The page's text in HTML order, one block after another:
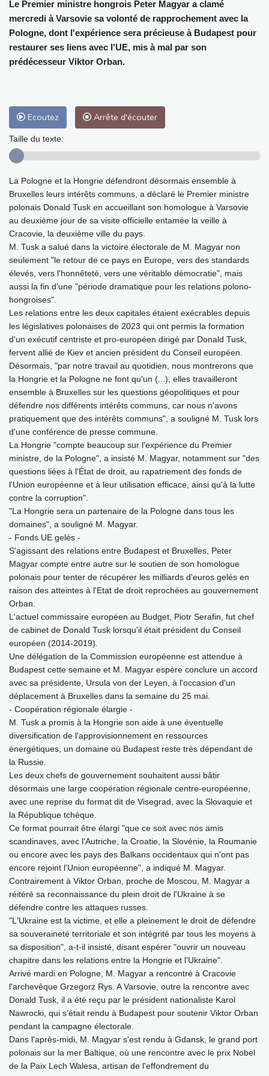
Le Premier ministre hongrois Peter Magyar a clamé
mercredi à Varsovie sa volonté de rapprochement avec la
Pologne, dont l'expérience sera précieuse à Budapest pour
restaurer ses liens avec l'UE, mis à mal par son
prédécesseur Viktor Orban.
Ecoutez Arrête d'écouter
Taille du texte:
La Pologne et la Hongrie défendront désormais ensemble à
Bruxelles leurs intérêts communs, a déclaré le Premier ministre
polonais Donald Tusk en accueillant son homologue à Varsovie
au deuxième jour de sa visite officielle entamée la veille à
Cracovie, la deuxième ville du pays.
M. Tusk a salué dans la victoire électorale de M. Magyar non
seulement "le retour de ce pays en Europe, vers des standards
élevés, vers l'honnêteté, vers une véritable démocratie", mais
aussi la fin d'une "période dramatique pour les relations polono-
hongroises".
Les relations entre les deux capitales étaient exécrables depuis
les législatives polonaises de 2023 qui ont permis la formation
d'un exécutif centriste et pro-européen dirigé par Donald Tusk,
fervent allié de Kiev et ancien président du Conseil européen.
Désormais, "par notre travail au quotidien, nous montrerons que
la Hongrie et la Pologne ne font qu'un (...), elles travailleront
ensemble à Bruxelles sur les questions géopolitiques et pour
défendre nos différents intérêts communs, car nous n'avons
pratiquement que des intérêts communs", a souligné M. Tusk lors
d'une conférence de presse commune.
La Hongrie "compte beaucoup sur l'expérience du Premier
ministre, de la Pologne", a insisté M. Magyar, notamment sur "des
questions liées à l'État de droit, au rapatriement des fonds de
l'Union européenne et à leur utilisation efficace, ainsi qu'à la lutte
contre la corruption".
"La Hongrie sera un partenaire de la Pologne dans tous les
domaines", a souligné M. Magyar.
- Fonds UE gelés -
S'agissant des relations entre Budapest et Bruxelles, Peter
Magyar compte entre autre sur le soutien de son homologue
polonais pour tenter de récupérer les milliards d'euros gelés en
raison des atteintes à l'Etat de droit reprochées au gouvernement
Orban.
L'actuel commissaire européen au Budget, Piotr Serafin, fut chef
de cabinet de Donald Tusk lorsqu'il était président du Conseil
européen (2014-2019).
Une délégation de la Commission européenne est attendue à
Budapest cette semaine et M. Magyar espère conclure un accord
avec sa présidente, Ursula von der Leyen, à l'occasion d'un
déplacement à Bruxelles dans la semaine du 25 mai.
- Coopération régionale élargie -
M. Tusk a promis à la Hongrie son aide à une éventuelle
diversification de l'approvisionnement en ressources
énergétiques, un domaine où Budapest reste très dépendant de
la Russie.
Les deux chefs de gouvernement souhaitent aussi bâtir
désormais une large coopération régionale centre-européenne,
avec une reprise du format dit de Visegrad, avec la Slovaquie et
la République tchèque.
Ce format pourrait être élargi "que ce soit avec nos amis
scandinaves, avec l'Autriche, la Croatie, la Slovénie, la Roumanie
ou encore avec les pays des Balkans occidentaux qui n'ont pas
encore rejoint l'Union européenne", a indiqué M. Magyar.
Contrairement à Viktor Orban, proche de Moscou, M. Magyar a
réitéré sa reconnaissance du plein droit de l'Ukraine à se
défendre contre les attaques russes.
"L'Ukraine est la victime, et elle a pleinement le droit de défendre
sa souveraineté territoriale et son intégrité par tous les moyens à
sa disposition", a-t-il insisté, disant espérer "ouvrir un nouveau
chapitre dans les relations entre la Hongrie et l'Ukraine".
Arrivé mardi en Pologne, M. Magyar a rencontré à Cracovie
l'archevêque Grzegorz Rys. A Varsovie, outre la rencontre avec
Donald Tusk, il a été reçu par le président nationaliste Karol
Nawrocki, qui s'était rendu à Budapest pour soutenir Viktor Orban
pendant la campagne électorale.
Dans l'après-midi, M. Magyar s'est rendu à Gdansk, le grand port
polonais sur la mer Baltique, où une rencontre avec le prix Nobel
de la Paix Lech Walesa, artisan de l'effondrement du